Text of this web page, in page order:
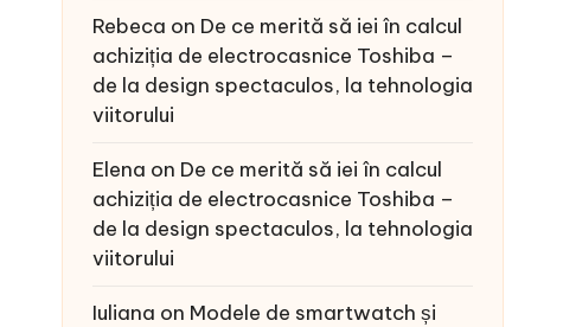
Rebeca on De ce merită să iei în calcul
achiziția de electrocasnice Toshiba –
de la design spectaculos, la tehnologia
viitorului
Elena on De ce merită să iei în calcul
achiziția de electrocasnice Toshiba –
de la design spectaculos, la tehnologia
viitorului
Iuliana on Modele de smartwatch și